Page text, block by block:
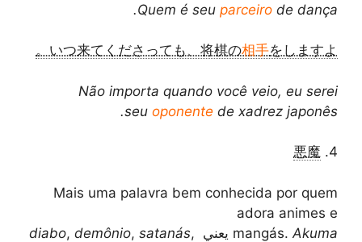
Quem é seu parceiro de dança.
いつ来てくださっても、将棋の相手をしますよ。
Não importa quando você veio, eu serei
seu oponente de xadrez japonês.
4.
悪魔
Mais uma palavra bem conhecida por quem
adora animes e
mangás. Akuma يعني diabo, demônio, satanás,